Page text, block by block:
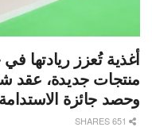
منتجات جديدة، عقد
وحصد جائزة الاستدامة